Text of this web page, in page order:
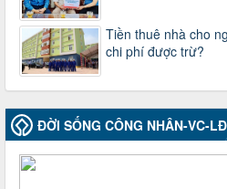
50/2024/QH/15
Luật Công đoàn 2024
Thời gian đăng: 25/12/2024
lượt xem: 4231 | lượt tải:322
Tăng cường công tác lãnh đạo,
thành lập Công đoàn cơ sở trong
ngoài nhà nước trên địa bàn tỉnh
Thời gian đăng: 28/10/2024
Tiền thuê nhà cho
chi phí được trừ?
ĐỜI SỐNG CÔNG NHÂN-VC-